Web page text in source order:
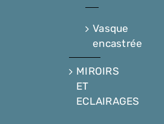
Vasque
encastrée
MIROIRS
ET
ECLAIRAGES